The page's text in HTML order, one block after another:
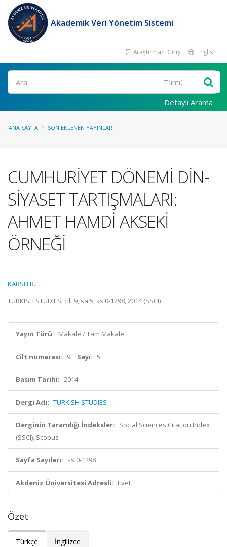
Akademik Veri Yönetim Sistemi
Araştırmacı Girişi English
Ara
Detaylı Arama
ANA SAYFA SON EKLENEN YAYINLAR
CUMHURİYET DÖNEMİ DİN-
SİYASET TARTIŞMALARI:
AHMET HAMDİ AKSEKİ
ÖRNEĞİ
KARSLI B.
TURKISH STUDIES, cilt.9, sa.5, ss.0-1298, 2014 (SSCI)
Yayın Türü: Makale / Tam Makale
Cilt numarası: 9 Sayı: 5
Basım Tarihi: 2014
Dergi Adı: TURKISH STUDIES
Derginin Tarandığı İndeksler: Social Sciences Citation Index
(SSCI), Scopus
Sayfa Sayıları: ss.0-1298
Akdeniz Üniversitesi Adresli: Evet
Özet
Türkçe İngilizce